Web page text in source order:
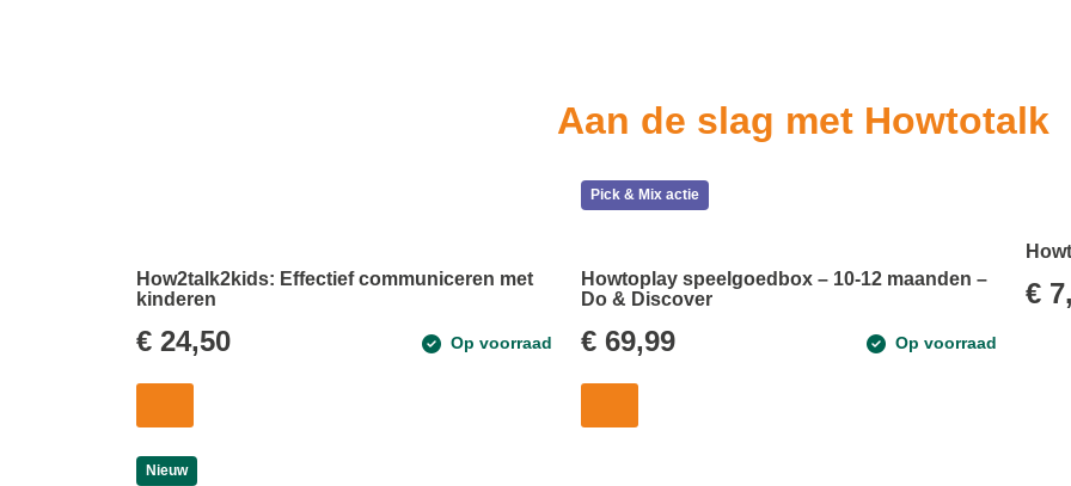
Aan de slag met Howtotalk
How2talk2kids: Effectief communiceren met
kinderen
€ 24,50 Op voorraad
Pick & Mix actie
Howtoplay speelgoedbox – 10-12 maanden –
Do & Discover
€ 69,99 Op voorraad
€
Nieuw